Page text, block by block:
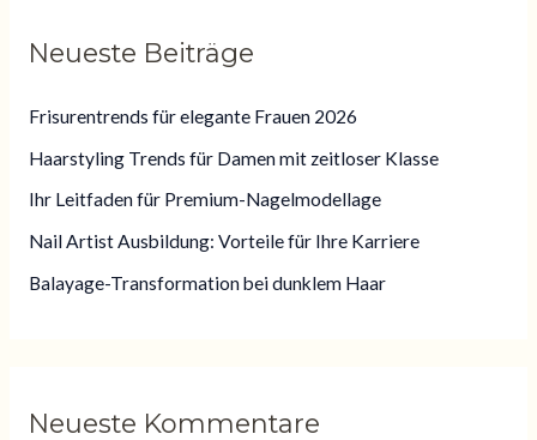
e
a
c
h
:
Neueste Beiträge
Frisurentrends für elegante Frauen 2026
Haarstyling Trends für Damen mit zeitloser Klasse
Ihr Leitfaden für Premium-Nagelmodellage
Nail Artist Ausbildung: Vorteile für Ihre Karriere
Balayage-Transformation bei dunklem Haar
Neueste Kommentare